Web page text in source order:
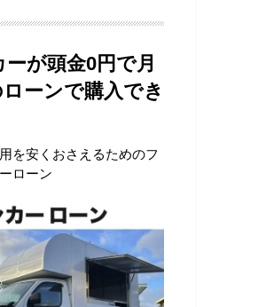
が頭金0円で月
ーンで購入でき
を安くおさえるためのフ
ローン